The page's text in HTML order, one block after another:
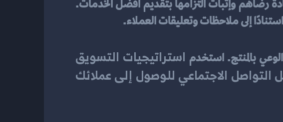
إلى ملاحظات وتعليقات العملاء.
بالمنتج. استخدم